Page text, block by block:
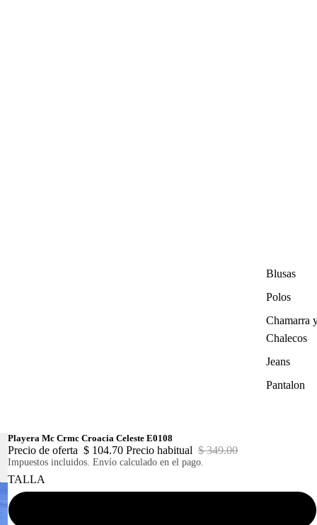
Blusas
Polos
Chamarra
Chalecos
Jeans
Pantalon
Playera Mc Crmc Croacia Celeste E0108
Precio de oferta $ 104.70 Precio habitual $ 349.00
Impuestos incluidos. Envío calculado en el pago.
TALLA